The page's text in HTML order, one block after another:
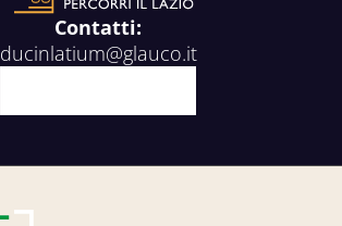
Contatti:
ducinlatium@glauco.it